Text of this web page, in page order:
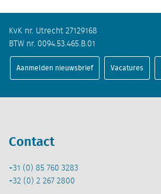
KvK nr. Utrecht 27129168
BTW nr. 0094.53.465.B.01
Aanmelden nieuwsbrief Vacatures
Contact
+31 (0) 85 760 3283
+32 (0) 2 267 2800